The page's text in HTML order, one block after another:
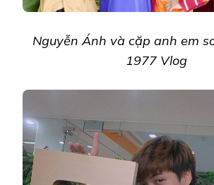
Nguyễn Ánh và cặp anh em
1977 Vlog